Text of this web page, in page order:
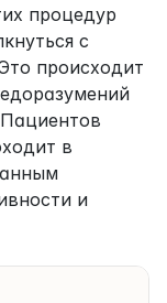
процедур
с
происходит
в
и